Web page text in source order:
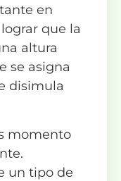
en
que la
altura
se asigna
disimula
momento
un tipo de